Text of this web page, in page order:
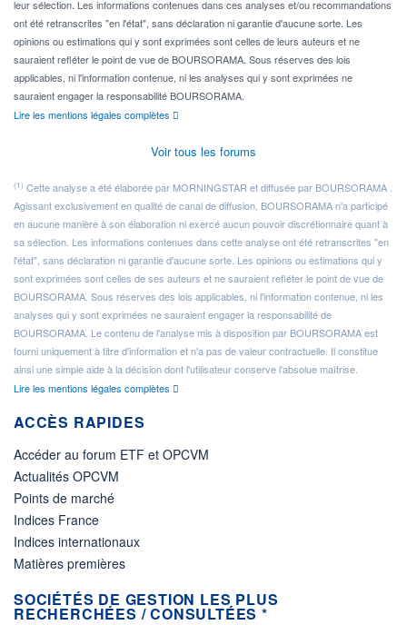
leur sélection. Les informations contenues dans ces analyses et/ou recommandations
ont été retranscrites "en l'état", sans déclaration ni garantie d'aucune sorte. Les
opinions ou estimations qui y sont exprimées sont celles de leurs auteurs et ne
sauraient refléter le point de vue de BOURSORAMA. Sous réserves des lois
applicables, ni l'information contenue, ni les analyses qui y sont exprimées ne
sauraient engager la responsabilité BOURSORAMA.
Lire les mentions légales complètes
Voir tous les forums
(1) Cette analyse a été élaborée par MORNINGSTAR et diffusée par BOURSORAMA .
Agissant exclusivement en qualité de canal de diffusion, BOURSORAMA n'a participé
en aucune manière à son élaboration ni exercé aucun pouvoir discrétionnaire quant à
sa sélection. Les informations contenues dans cette analyse ont été retranscrites "en
l'état", sans déclaration ni garantie d'aucune sorte. Les opinions ou estimations qui y
sont exprimées sont celles de ses auteurs et ne sauraient refléter le point de vue de
BOURSORAMA. Sous réserves des lois applicables, ni l'information contenue, ni les
analyses qui y sont exprimées ne sauraient engager la responsabilité de
BOURSORAMA. Le contenu de l'analyse mis à disposition par BOURSORAMA est
fourni uniquement à titre d'information et n'a pas de valeur contractuelle. Il constitue
ainsi une simple aide à la décision dont l'utilisateur conserve l'absolue maîtrise.
Lire les mentions légales complètes
ACCÈS RAPIDES
Accéder au forum ETF et OPCVM
Actualités OPCVM
Points de marché
Indices France
Indices internationaux
Matières premières
SOCIÉTÉS DE GESTION LES PLUS
RECHERCHÉES / CONSULTÉES *